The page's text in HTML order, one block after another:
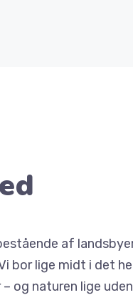
af
bor lige midt i det
og naturen lige